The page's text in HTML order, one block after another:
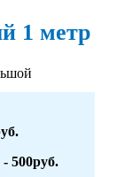
1 метр
500руб.